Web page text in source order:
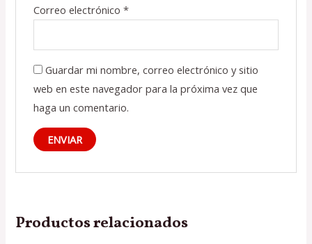
Correo electrónico *
Guardar mi nombre, correo electrónico y sitio
web en este navegador para la próxima vez que
haga un comentario.
Productos relacionados